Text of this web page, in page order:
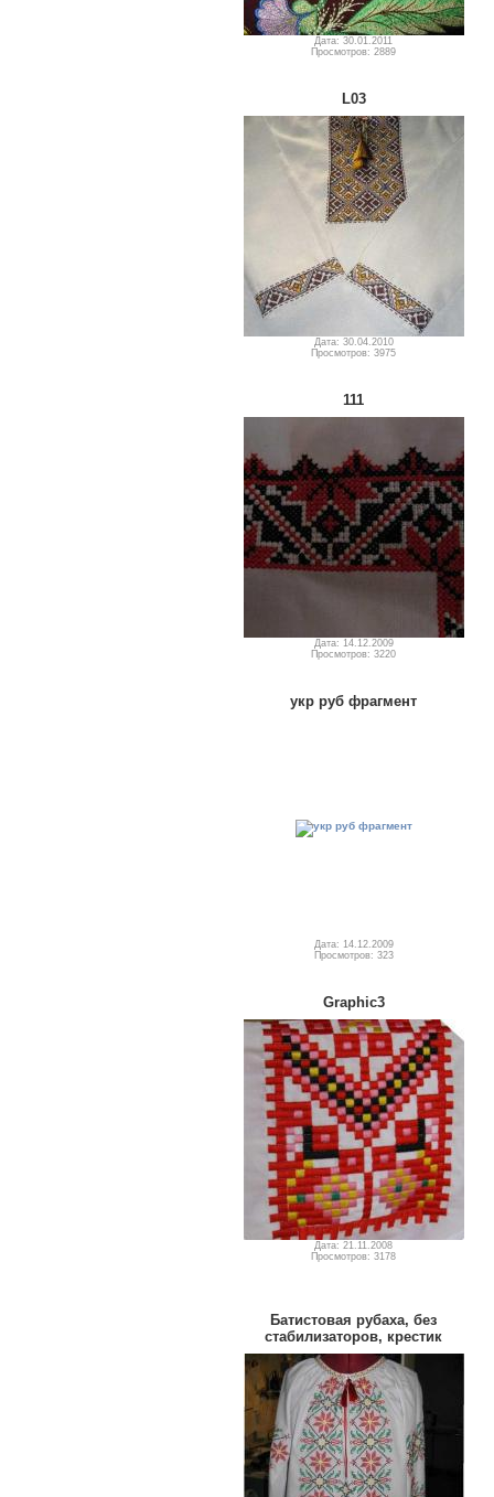
Дата: 30.01.2011
Просмотров: 2889
L03
Дата: 30.04.2010
Просмотров: 3975
111
Дата: 14.12.2009
Просмотров: 3220
укр руб фрагмент
Дата: 14.12.2009
Просмотров: 323
Graphic3
Дата: 21.11.2008
Просмотров: 3178
Батистовая рубаха, без
стабилизаторов, крестик